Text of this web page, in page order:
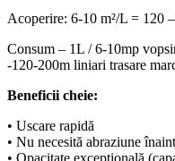
Acoperire: 6-10 m²/L = 120
Consum – 1L / 6-10mp
-120-200m liniari trasare
Beneficii cheie:
• Uscare rapidă
• Nu necesită abraziune